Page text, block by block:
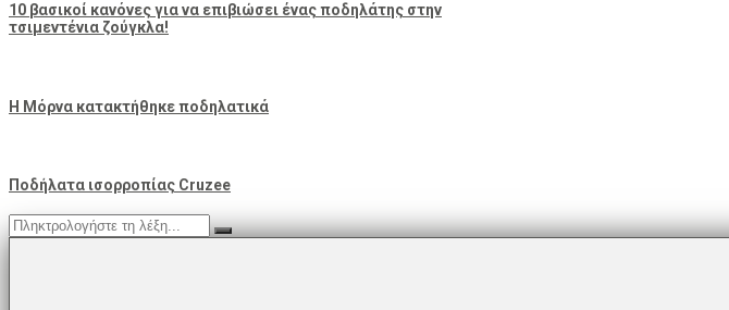
10 βασικοί κανόνες για να επιβιώσει ένας ποδηλάτης στην
τσιμεντένια ζούγκλα!
Η Μόρνα κατακτήθηκε ποδηλατικά
Ποδήλατα ισορροπίας Cruzee